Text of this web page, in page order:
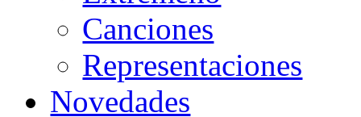
Canciones
Representaciones
Novedades